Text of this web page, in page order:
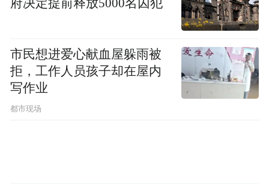
教材，旨在培养“懂专业、通非遗、善创新”
马进伟则分享了学校在产教融合方面的探
索，强调通过“大师+名师”的模式，让非遗传
承人与校内骨干教师共同授课，实现了非遗
府决定提前释放5000名囚犯
市民想进爱心献血屋躲雨被
拒，工作人员孩子却在屋内
写作业
都市现场